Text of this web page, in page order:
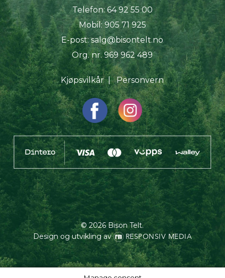
Telefon: 64 92 55 00
Mobil: 905 71 925
E-post:salg@bisontelt.no
Org. nr. 969 962 489
Kjøpsvilkår|Personvern
© 2026 Bison Telt.
Design og utvikling av
RESPONSIV MEDIA